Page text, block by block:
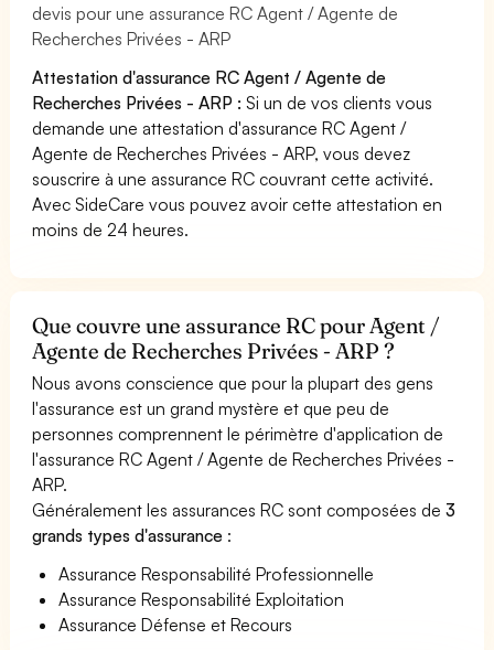
devis pour une assurance RC Agent / Agente de
Recherches Privées - ARP
Attestation d'assurance RC Agent / Agente de
Recherches Privées - ARP : Si un de vos clients vous
demande une attestation d'assurance RC Agent /
Agente de Recherches Privées - ARP, vous devez
souscrire à une assurance RC couvrant cette activité.
Avec SideCare vous pouvez avoir cette attestation en
moins de 24 heures.
Que couvre une assurance RC pour Agent /
Agente de Recherches Privées - ARP ?
Nous avons conscience que pour la plupart des gens
l'assurance est un grand mystère et que peu de
personnes comprennent le périmètre d'application de
l'assurance RC Agent / Agente de Recherches Privées -
ARP.
Généralement les assurances RC sont composées de3
grands types d'assurance :
Assurance Responsabilité Professionnelle
Assurance Responsabilité Exploitation
Assurance Défense et Recours